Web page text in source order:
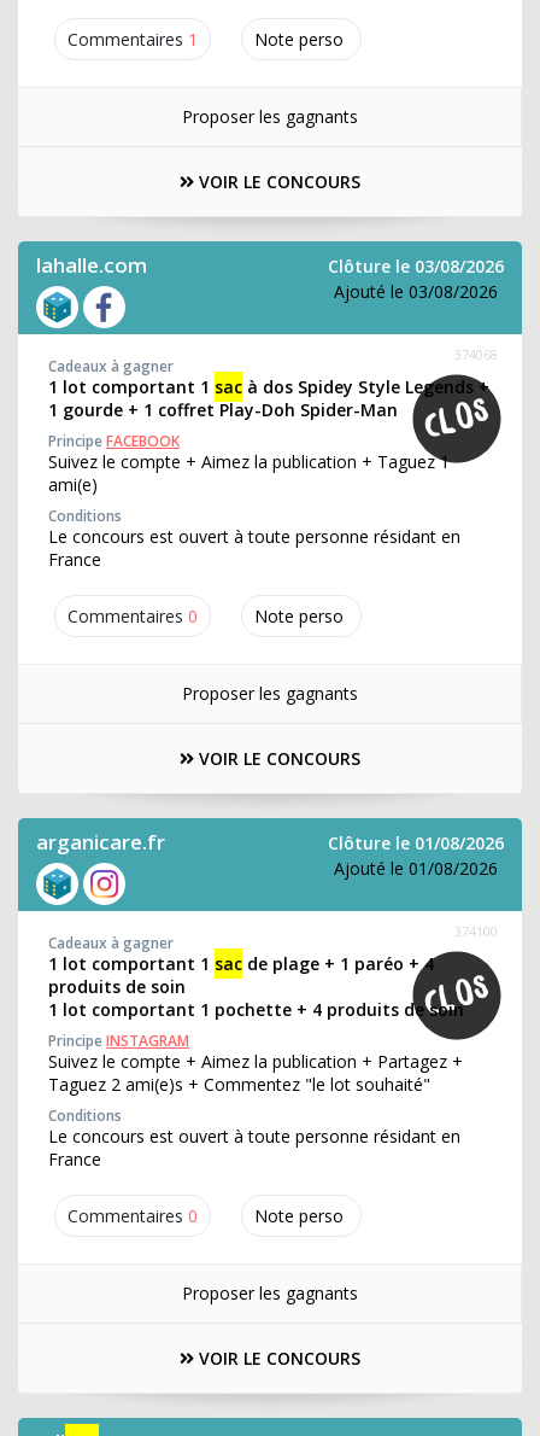
Commentaires 1 Note perso
Proposer les gagnants
VOIR LE CONCOURS
lahalle.com
Clôture le 03/08/2026
Ajouté le 03/08/2026
Commentaires 0 Note perso
374068
Cadeaux à gagner
1 lot comportant 1 sac à dos Spidey Style Legends +
1 gourde + 1 coffret Play-Doh Spider-Man
PrincipeFACEBOOK
Suivez le compte + Aimez la publication + Taguez 1
ami(e)
Conditions
Le concours est ouvert à toute personne résidant en
France
Proposer les gagnants
VOIR LE CONCOURS
arganicare.fr
Clôture le 01/08/2026
Ajouté le 01/08/2026
Commentaires 0 Note perso
374100
Cadeaux à gagner
1 lot comportant 1 sac de plage + 1 paréo + 4
produits de soin
1 lot comportant 1 pochette + 4 produits de soin
PrincipeINSTAGRAM
Suivez le compte + Aimez la publication + Partagez +
Taguez 2 ami(e)s + Commentez "le lot souhaité"
Conditions
Le concours est ouvert à toute personne résidant en
France
Proposer les gagnants
VOIR LE CONCOURS